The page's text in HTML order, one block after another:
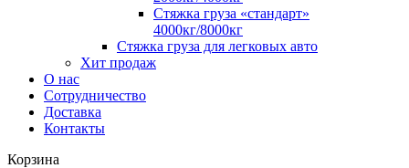
Стяжка груза «стандарт»
4000кг/8000кг
Стяжка груза для легковых авто
Хит продаж
О нас
Сотрудничество
Доставка
Контакты
Корзина